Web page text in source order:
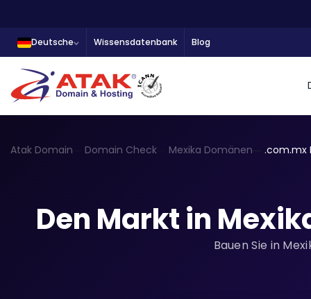
Deutsche Wissensdatenbank Blog
Atak Domain Domain Check Mexika Domänen .com.mx
Den Markt in
Bauen Sie in